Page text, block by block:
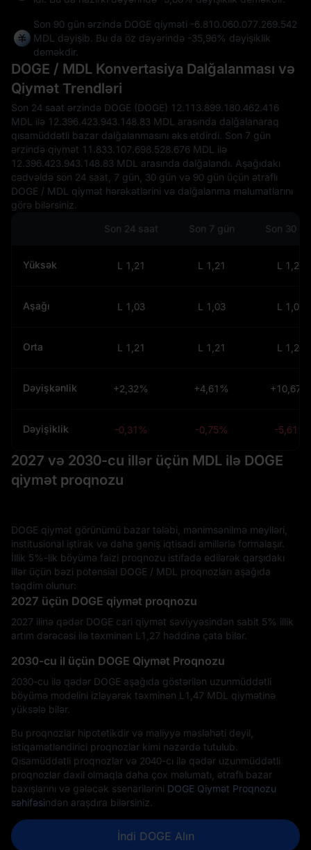
Son 90 gün ərzində DOGE qiyməti -6.810.060.077.269.542
MDL dəyişib. Bu da öz dəyərində -35,96% dəyişiklik
deməkdir.
DOGE / MDL Konvertasiya Dalğalanması və
Qiymət Trendləri
Son 24 saat ərzində DOGE (DOGE) 12.113.899.180.462.416
MDL ilə 12.396.423.943.148.83 MDL arasında dalğalanaraq
qısamüddətli bazar dalğalanmasını əks etdirdi. Son 7 gün
ərzində qiymət 11.833.107.698.528.676 MDL ilə
12.396.423.943.148.83 MDL arasında dalğalandı. Aşağıdakı
cədvəldə son 24 saat, 7 gün, 30 gün və 90 gün üçün ətraflı
DOGE / MDL qiymət hərəkətlərini və dalğalanma məlumatlarını
görə bilərsiniz.
Son 24 saat
Son 7 gün Son 30
Yüksək L 1,21 L 1,21 L 1,21
Aşağı L 1,03 L 1,03 L 1,03
Orta L 1,21 L 1,21 L 1,21
Dəyişkənlik +2,32% +4,61% +10,67%
Dəyişiklik -0,31% -0,75% -5,61%
2027 və 2030-cu illər üçün MDL ilə DOGE
qiymət proqnozu
DOGE qiymət görünümü bazar tələbi, mənimsənilmə meylləri,
institusional iştirak və daha geniş iqtisadi amillərlə formalaşır.
İllik 5%-lik böyümə faizi proqnozu istifadə edilərək qarşıdakı
illər üçün bəzi potensial DOGE / MDL proqnozları aşağıda
təqdim olunur:
2027 üçün DOGE qiymət proqnozu
2027 ilinə qədər DOGE cari qiymət səviyyəsindən sabit 5% illik
artım dərəcəsi ilə təxminən L‎1,27 həddinə çata bilər.
2030-cu il üçün DOGE Qiymət Proqnozu
2030-cu ilə qədər DOGE aşağıda göstərilən uzunmüddətli
böyümə modelini izləyərək təxminən L‎1,47 MDL qiymətinə
yüksələ bilər.
Bu proqnozlar hipotetikdir və maliyyə məsləhəti deyil,
istiqamətləndirici proqnozlar kimi nəzərdə tutulub.
Qısamüddətli proqnozlar və 2040-cı ilə qədər uzunmüddətli
proqnozlar daxil olmaqla daha çox məlumatı, ətraflı bazar
baxışlarını və gələcək ssenarilərini DOGE Qiymət Proqnozu
səhifəsindən araşdıra bilərsiniz.
İndi DOGE Alın